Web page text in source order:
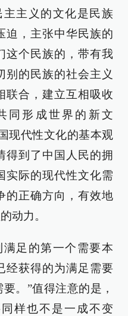
主义的文化是民族
迫，主张中华民族的
这个民族的，带有我
别的民族的社会主义
联合，建立互相吸收
同形成世界的新文
现代性文化的基本观
得到了中国人民的拥
实际的现代性文化需
的正确方向，有效地
动力。
足的第一个需要本
经获得的为满足需要
。”值得注意的是，
样也不是一成不变